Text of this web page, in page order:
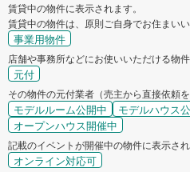
賃貸中の物件に表示されます。
賃貸中の物件は、原則ご自身でお住まい
事業用物件
店舗や事務所などにお使いいただける物件
元付
その物件の元付業者（売主から直接依頼
モデルルーム公開中 モデルハウス
オープンハウス開催中
記載のイベントが開催中の物件に表示され
オンライン対応可